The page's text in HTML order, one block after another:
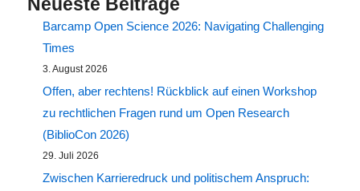
Neueste Beiträge
Barcamp Open Science 2026: Navigating Challenging
Times
3. August 2026
Offen, aber rechtens! Rückblick auf einen Workshop
zu rechtlichen Fragen rund um Open Research
(BiblioCon 2026)
29. Juli 2026
Zwischen Karrieredruck und politischem Anspruch: